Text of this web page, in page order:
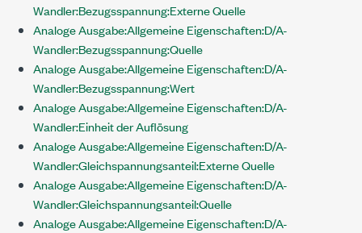
Wandler:Bezugsspannung:Externe Quelle
Analoge Ausgabe:Allgemeine Eigenschaften:D/A-
Wandler:Bezugsspannung:Quelle
Analoge Ausgabe:Allgemeine Eigenschaften:D/A-
Wandler:Bezugsspannung:Wert
Analoge Ausgabe:Allgemeine Eigenschaften:D/A-
Wandler:Einheit der Auflösung
Analoge Ausgabe:Allgemeine Eigenschaften:D/A-
Wandler:Gleichspannungsanteil:Externe Quelle
Analoge Ausgabe:Allgemeine Eigenschaften:D/A-
Wandler:Gleichspannungsanteil:Quelle
Analoge Ausgabe:Allgemeine Eigenschaften:D/A-